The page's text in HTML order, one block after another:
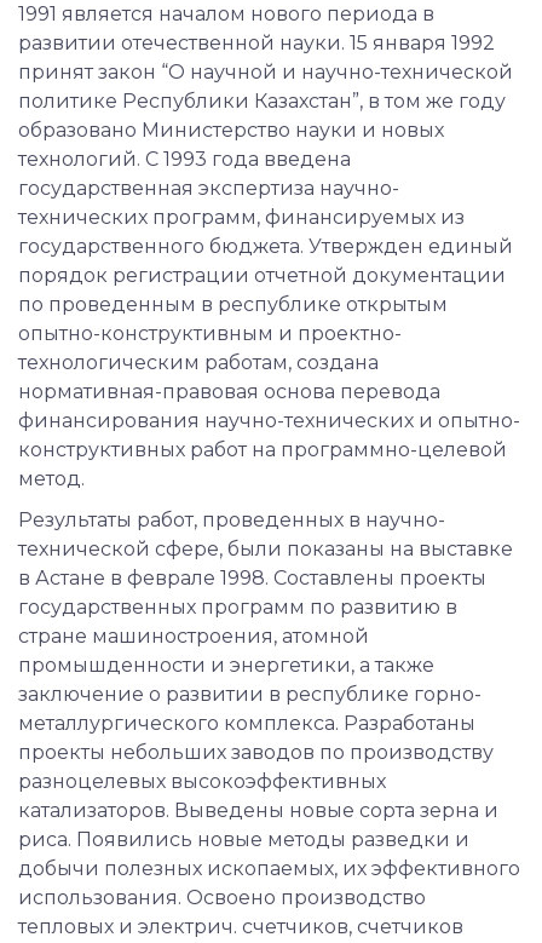
1991 является началом нового периода в
развитии отечественной науки. 15 января 1992
принят закон “О научной и научно-технической
политике Республики Казахстан”, в том же году
образовано Министерство науки и новых
технологий. С 1993 года введена
государственная экспертиза научно-
технических программ, финансируемых из
государственного бюджета. Утвержден единый
порядок регистрации отчетной документации
по проведенным в республике открытым
опытно-конструктивным и проектно-
технологическим работам, создана
нормативная-правовая основа перевода
финансирования научно-технических и опытно-
конструктивных работ на программно-целевой
метод.
Результаты работ, проведенных в научно-
технической сфере, были показаны на выставке
в Астане в феврале 1998. Составлены проекты
государственных программ по развитию в
стране машиностроения, атомной
промышденности и энергетики, а также
заключение о развитии в республике горно-
металлургического комплекса. Разработаны
проекты небольших заводов по производству
разноцелевых высокоэффективных
катализаторов. Выведены новые сорта зерна и
риса. Появились новые методы разведки и
добычи полезных ископаемых, их эффективного
использования. Освоено производство
тепловых и электрич. счетчиков, счетчиков